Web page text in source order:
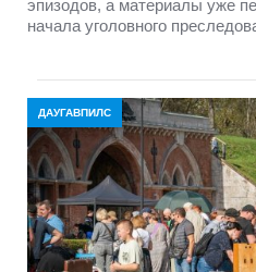
эпизодов, а материалы уже
начала уголовного
ДАУГАВПИЛС